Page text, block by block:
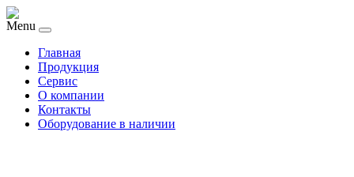
Menu
Главная
Продукция
Сервис
О компании
Контакты
Оборудование в наличии